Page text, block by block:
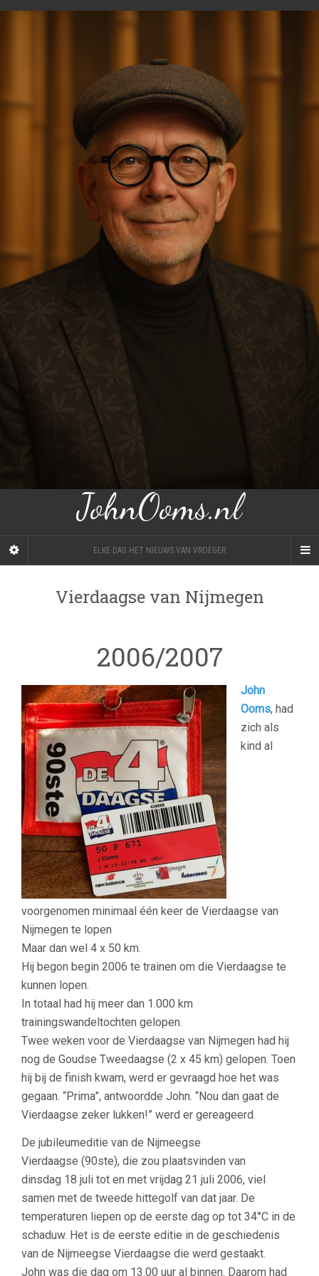
JohnOoms.nl
ELKE DAG HET NIEUWS VAN VROEGER
Vierdaagse van Nijmegen
2006/2007
John
Ooms, had
zich als
kind al
voorgenomen minimaal één keer de Vierdaagse van
Nijmegen te lopen
Maar dan wel 4 x 50 km.
Hij begon begin 2006 te trainen om die Vierdaagse te
kunnen lopen.
In totaal had hij meer dan 1.000 km
trainingswandeltochten gelopen.
Twee weken voor de Vierdaagse van Nijmegen had hij
nog de Goudse Tweedaagse (2 x 45 km) gelopen. Toen
hij bij de finish kwam, werd er gevraagd hoe het was
gegaan. “Prima”, antwoordde John. “Nou dan gaat de
Vierdaagse zeker lukken!” werd er gereageerd.
De jubileumeditie van de Nijmeegse
Vierdaagse (90ste), die zou plaatsvinden van
dinsdag 18 juli tot en met vrijdag 21 juli 2006, viel
samen met de tweede hittegolf van dat jaar. De
temperaturen liepen op de eerste dag op tot 34°C in de
schaduw. Het is de eerste editie in de geschiedenis
van de Nijmeegse Vierdaagse die werd gestaakt.
John was die dag om 13.00 uur al binnen. Daarom had